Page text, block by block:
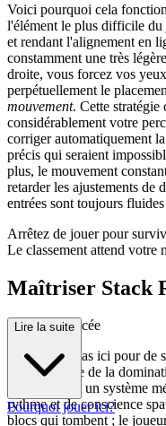
Voici pourquoi cela
l'élément le plus difficile du
et rendant l'alignement en
constamment une très
droite, vous forcez vos
perpétuellement le
mouvement. Cette
considérablement votre
corriger automatiquement
précis qui seraient
plus, le mouvement
retarder les ajustements de
entrées sont toujours
Arrêtez de jouer pour
Le classement attend votre
Maîtriser Stack
tratégie Avancée
Vous n'êtes pas ici pour
méthodologie de la
chance ; c'est un système
rythme et de conscience
blocs qui tombent ; le
Lire la suite
Pourquoi jouer ici?